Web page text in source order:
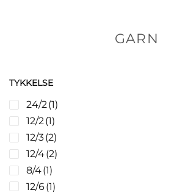
GARN
TYKKELSE
24/2(1)
12/2(1)
12/3(2)
12/4(2)
8/4(1)
12/6(1)